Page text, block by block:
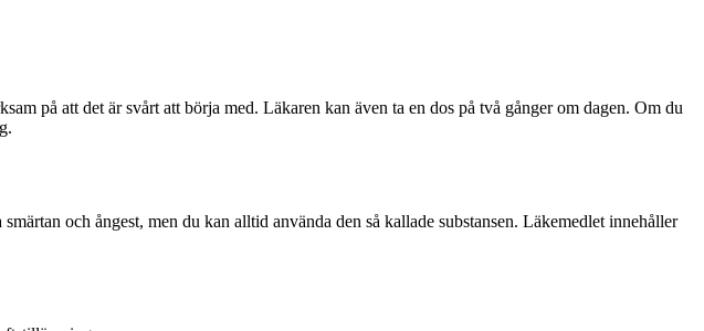
på att det är svårt att börja med. Läkaren kan även ta en dos på två gånger om dagen. Om du
och ångest, men du kan alltid använda den så kallade substansen. Läkemedlet innehåller